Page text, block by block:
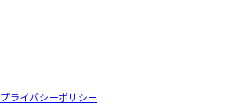
プライバシーポリシー